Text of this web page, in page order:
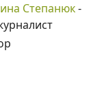
Степанюк-